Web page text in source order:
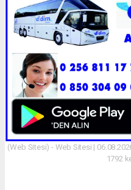
(Web Sitesi) - Web Sitesi |
1792